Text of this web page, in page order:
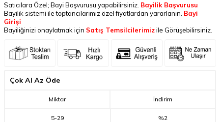
Satıcılara Özel; Bayi Başvurusu yapabilirsiniz. Bayilik Başvurusu
Bayilik sistemi ile toptancılarımız özel fiyatlardan yararlanın. Bayi
Girişi
Bayiliğinizi onaylatmak için Satış Temsilcilerimizile Görüşebilirsiniz.
Çok Al Az Öde
Miktar İndirim
5-29 %2